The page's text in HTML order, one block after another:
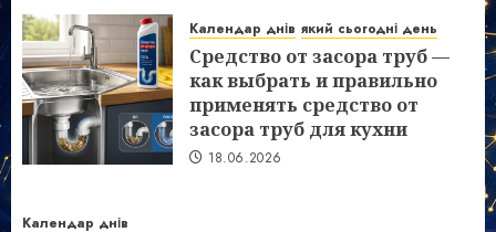
Календар днів який сьогодні день
Средство от засора труб —
как выбрать и правильно
применять средство от
засора труб для кухни
18.06.2026
Календар днів